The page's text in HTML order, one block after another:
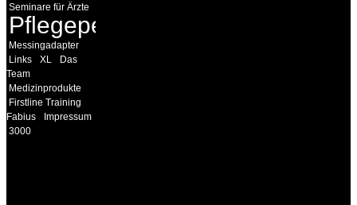
Seminare für Ärzte
Pflegepersonal
Messingadapter
Links
XL
Das
Team
Medizinprodukte
Firstline Training
Fabius
Impressum
3000